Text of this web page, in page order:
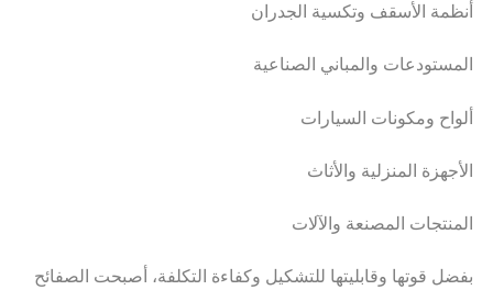
أنظمة الأسقف وتكسية الجدران
المستودعات والمباني الصناعية
ألواح ومكونات السيارات
الأجهزة المنزلية والأثاث
المنتجات المصنعة والآلات
بفضل قوتها وقابليتها للتشكيل وكفاءة التكلفة، أصبحت الصفائح